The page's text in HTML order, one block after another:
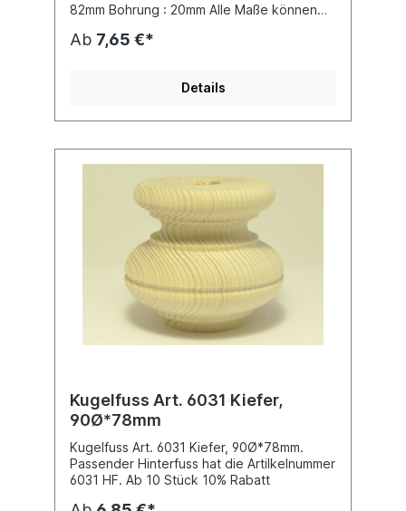
82mm Bohrung : 20mm Alle Maße können
Befestigungsdübel aus Buche, sauber
wachsen oder lackieren. Unsere
aus Massivholz, da Holz ein Naturprodukt
Ab 10 Stück 10% Rabatt Passender
Hinterfuss hat die Artilkelnummer 6030 HF
Ab 7,65 €*
Details
Kugelfuss Art. 6031 Kiefer,
90Ø*78mm
Kugelfuss Art. 6031 Kiefer, 90Ø*78mm.
Passender Hinterfuss hat die Artilkelnummer
6031 HF. Ab 10 Stück 10% Rabatt